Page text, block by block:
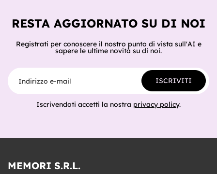
RESTA AGGIORNATO SU DI NOI
Registrati per conoscere il nostro punto di vista sull'AI e
sapere le ultime novità su di noi.
Indirizzo e-mail
ISCRIVITI
Iscrivendoti accetti la nostra privacy policy.
MEMORI S.R.L.